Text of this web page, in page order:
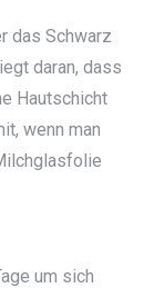
das Schwarz
daran, dass
Hautschicht
wenn man
um sich